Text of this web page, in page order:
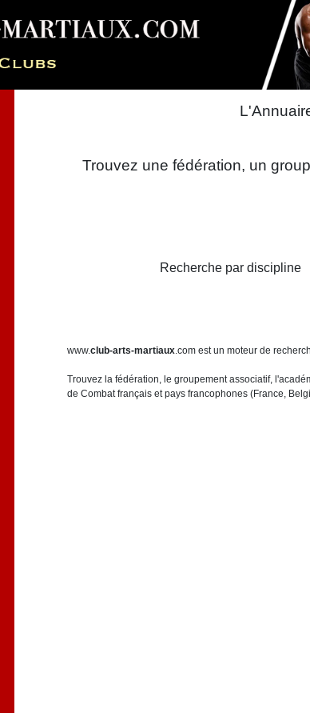
Trouvez une fédération, un
Recherche par discipline
www.club-arts-martiaux.com est un moteur de
Trouvez la fédération, le groupement associatif,
de Combat français et pays francophones (France,